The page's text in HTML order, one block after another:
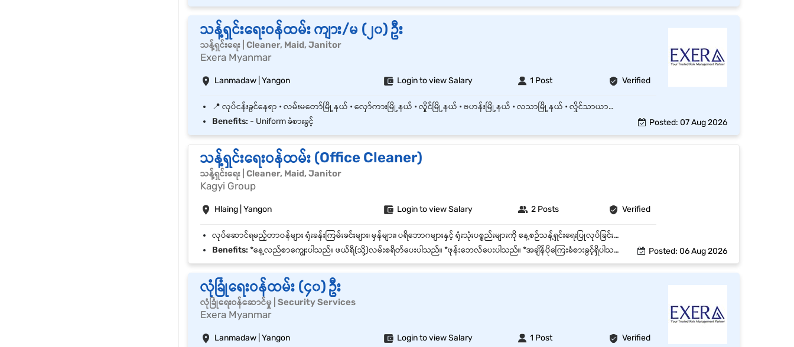
သန့်ရှင်းရေးဝန်ထမ်း ကျား/မ (၂၀) ဦး
သန့်ရှင်းရေး | Cleaner, Maid, Janitor
Exera Myanmar
Lanmadaw | Yangon Login to view Salary 1 Post Verified
📍 လုပ်ငန်းခွင်နေရာ • လမ်းမတော်မြို့နယ် • လှော်ကားမြို့နယ် • လှိုင်မြို့နယ် • ဗဟန်းမြို့နယ် • လသာမြို့နယ် • လှိုင်သာယာမြို့နယ် • ရွှေပြည်သာမြိုနယ် ရုံး၊ ကျောင်း၊ သတ်မှတ်ထားသော နေရာများကို နေ့စဉ် သန့်ရှင်းရေးပြုလုပ်ရန်။ ကြမ်းတိုက်ခြင်း၊ ဖုန်သုတ်ခြင်း၊ အမှိုက်သိမ်းခြင်းနှင့် အမှိုက်စွန့်ပစ်ခြင်း။ အိမ်သာ (Toilet) နှင့် လက်ဆေးခန်းများကို သန့်ရှင်းပြီး သန့်ရှင်းရေးပစ္စည်းများ ပြန်လည်ဖြည့်တင်းပေးခြင်း။ မှန်များ၊ တံခါးများ၊ စားပွဲများနှင့် အသုံးအဆောင်ပစ္စည်းများကို သန့်ရှင်းပေးခြင်း။ သန့်ရှင်းရေးပစ္စည်းများကို စနစ်တကျအသုံးပြုပြီး ထိန်းသိမ်းခြင်း။ လုပ်ငန်းခွင်၏ သန့်ရှင်းမှုနှင့် လုံခြုံရေးစည်းမျဉ်းများကို လိုက်နာခြင်း။ Supervisor မှ ပေးအပ်သော အခြားသက်ဆိုင်ရာတာဝန်များကို ဆောင်ရွက်ခြင်း။
Benefits: - Uniform ခံစားခွင့် Posted: 07 Aug 2026
သန့်ရှင်းရေးဝန်ထမ်း (Office Cleaner)
သန့်ရှင်းရေး | Cleaner, Maid, Janitor
Kagyi Group
Hlaing | Yangon Login to view Salary 2 Posts Verified
လုပ်ဆောင်ရမည့်တာဝန်များ ရုံးခန်းကြမ်းခင်းများ၊ မှန်များ၊ ပရိဘောဂများနှင့် ရုံးသုံးပစ္စည်းများကို နေ့စဉ်သန့်ရှင်းရေးပြုလုပ်ခြင်းနှင့် အမှိုက်စွန့်ပစ်ခြင်းတို့ကို ဆောင်ရွက်ခြင်း။ (Toilets)များနှင့် လက်ဆေးကန်များကို သန့်ရှင်း၍ အနံ့အသက်ကင်းရှင်းအောင်ဆောင်ရွက်ခြင်း။ ရုံးသုံးပစ္စည်းများနှင့် ပရိဘောဂများကို သန့်ရှင်းကောင်းမွန်စွာ ထိန်းသိမ်းခြင်း။ သန့်ရှင်းရေးလုပ်ငန်းများကို သတ်မှတ်ထားသော စံချိန်စံညွှန်းများအတိုင်း ဆောင်ရွက်ခြင်း။ လုပ်ငန်းခွင်သုံးသန့်ရှင်းရေးပစ္စည်းများကို စနစ်တကျအသုံးပြုပြီး ပစ္စည်းလက်ကျန်ကို သေချာစိစစ်ထားရှိ၍ လိုအပ်ပါကပြန်လည်တင်ပြခြင်း။ အထက်အရာရှိမှ ပေးအပ်သော အခြားသက်ဆိုင်ရာ သန့်ရှင်းရေးတာဝန်များကို ဆောင်ရွက်ခြင်း။
Benefits: *နေ့လည်စာကျွေးပါသည်။ ဖယ်ရီ(သို့)လမ်းစရိတ်ပေးပါသည်။ *ဖုန်းဘေလ်ပေးပါသည်။ *အချိန်ပိုကြေးခံစားခွင့်ရှိပါသည်။ *စနေ၊တနင်္ဂနွေနှင့် ရုံးပိတ်ရက်များပိတ်ပါသည Posted: 06 Aug 2026
လုံခြုံရေးဝန်ထမ်း (၄၀) ဦး
လုံခြုံရေးဝန်ဆောင်မှု | Security Services
Exera Myanmar
Lanmadaw | Yangon Login to view Salary 1 Post Verified